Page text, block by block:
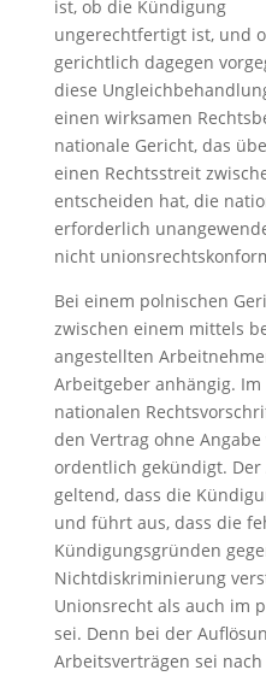
ist, ob die Kündigung
ungerechtfertigt ist, und
gerichtlich dagegen
diese
einen wirksamen
nationale Gericht, das
einen Rechtsstreit
entscheiden hat, die
erforderlich
nicht
Bei einem polnischen
zwischen einem mittels
angestellten
Arbeitgeber anhängig.
nationalen
den Vertrag ohne
ordentlich gekündigt.
geltend, dass die
und führt aus, dass die
Kündigungsgründen
Nichtdiskriminierung
Unionsrecht als auch im
sei. Denn bei der
Arbeitsverträgen sei